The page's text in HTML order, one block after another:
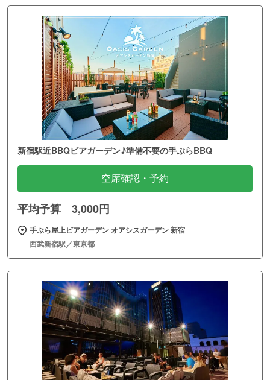
新宿駅近BBQビアガーデン♪準備不要の手ぶらBBQ
空席確認・予約
平均予算 3,000円
手ぶら屋上ビアガーデン オアシスガーデン 新宿
西武新宿駅／東京都